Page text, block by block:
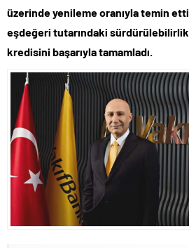
Başkan Hatice Gençay: “Didim’in
Gündüz Sahadayız”
Başkan Çerçioğlu’ndan 7 Eylül
Kompozisyon Yarışması
Başkan Hatice Gençay:
Destekliyoruz”
Torbalı’nın kuru domates
Küçük işletmeler büyük siber
üzerinde yenileme oranıyla temin
eşdeğeri tutarındaki sürdürülebilirlik
kredisini başarıyla tamamladı.